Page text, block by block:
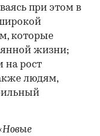
при этом в
которые
жизни;
на рост
людям,